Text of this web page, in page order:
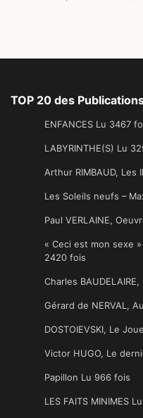
TOP 20 des
ENFANCES Lu 3467
LABYRINTHE(S) Lu
Arthur RIMBAUD, Les
Les Soleils neufs –
Paul VERLAINE,
« Ceci est mon sexe
2420 fois
Charles
Gérard de NERVAL,
DOSTOIEVSKI, Le
Victor HUGO, Le
Papillon Lu 966 fois
LES FAITS MINIMES